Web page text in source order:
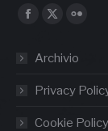
Ci puoi trovare su:
Archivio
Privacy
Cookie Policy